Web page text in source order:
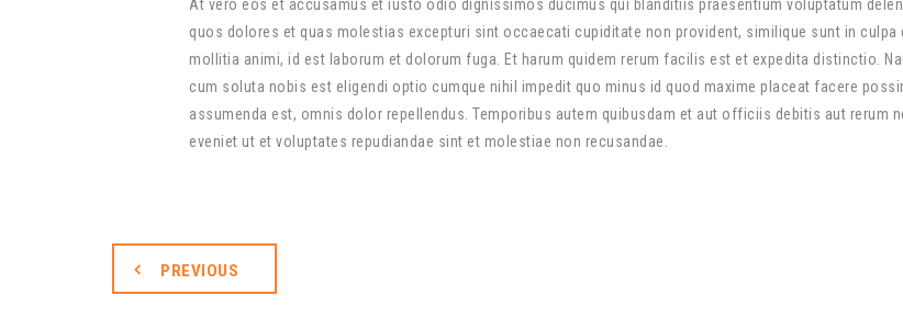
At vero eos et accusamus et iusto odio dignissimos ducimus qui blanditiis praesentium voluptatum
quos dolores et quas molestias excepturi sint occaecati cupiditate non provident, similique sunt in
mollitia animi, id est laborum et dolorum fuga. Et harum quidem rerum facilis est et expedita distinctio.
cum soluta nobis est eligendi optio cumque nihil impedit quo minus id quod maxime placeat facere
assumenda est, omnis dolor repellendus. Temporibus autem quibusdam et aut officiis debitis aut rerum
eveniet ut et voluptates repudiandae sint et molestiae non recusandae.
PREVIOUS